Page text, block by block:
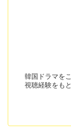
韓国ドラマを
視聴経験をも